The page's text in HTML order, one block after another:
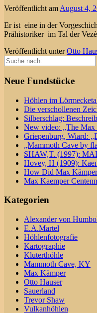
Veröffentlicht am August 4,
Er ist eine in der
Prähistoriker im Tal der
Veröffentlicht unter Otto
Suche
nach:
Neue Fundstücke
Höhlen im
Die verschollenen
Silberschlag:
New video: „The Max
Griepenburg, Wiard:
„Mammoth Cave by
SHAW,T. (1997):
Hovey, H (1909):
How Did Max
Max Kaemper
Kategorien
Alexander von
E.A.Martel
Höhlenfotografie
Kartographie
Kluterthöhle
Mammoth Cave, KY
Max Kämper
Otto Hauser
Sauerland
Trevor Shaw
Vulkanhöhlen